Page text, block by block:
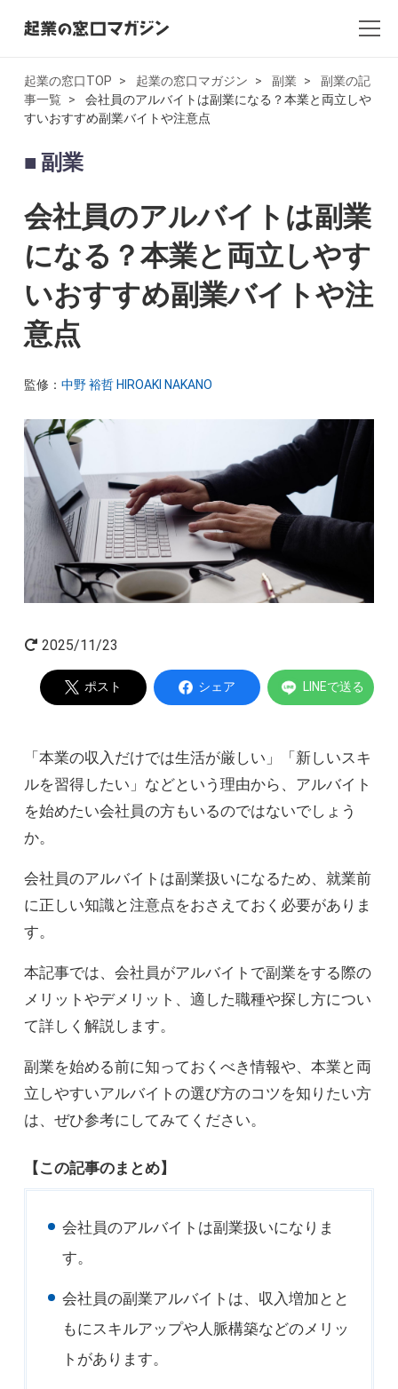
全記事一覧
起業・創業
開業
副業
会社設立・法人化
会計
AI×起業
起業家インタビュー
Powered by
起業の窓口TOP 起業の窓口マガジン 副業
副業の記
事一覧
会社員のアルバイトは副業になる？本業と両立しや
すいおすすめ副業バイトや注意点
副業
会社員のアルバイトは副業
になる？本業と両立しやす
いおすすめ副業バイトや注
意点
監修： 中野 裕哲 HIROAKI NAKANO
2025/11/23
ポスト シェア LINEで送る
「本業の収入だけでは生活が厳しい」「新しいスキ
ルを習得したい」などという理由から、アルバイト
を始めたい会社員の方もいるのではないでしょう
か。
会社員のアルバイトは副業扱いになるため、就業前
に正しい知識と注意点をおさえておく必要がありま
す。
本記事では、会社員がアルバイトで副業をする際の
メリットやデメリット、適した職種や探し方につい
て詳しく解説します。
副業を始める前に知っておくべき情報や、本業と両
立しやすいアルバイトの選び方のコツを知りたい方
は、ぜひ参考にしてみてください。
【この記事のまとめ】
会社員のアルバイトは副業扱いになりま
す。
会社員の副業アルバイトは、収入増加とと
もにスキルアップや人脈構築などのメリッ
トがあります。